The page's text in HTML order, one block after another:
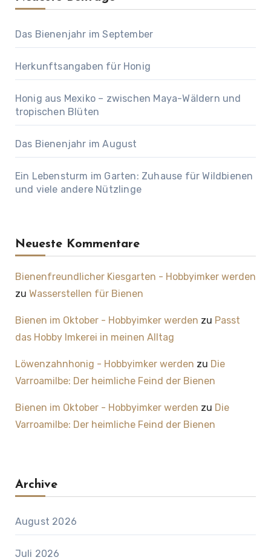
Das Bienenjahr im September
Herkunftsangaben für Honig
Honig aus Mexiko – zwischen Maya-Wäldern und
tropischen Blüten
Das Bienenjahr im August
Ein Lebensturm im Garten: Zuhause für Wildbienen
und viele andere Nützlinge
Neueste Kommentare
Bienenfreundlicher Kiesgarten - Hobbyimker werden
zu Wasserstellen für Bienen
Bienen im Oktober - Hobbyimker werden zu Passt
das Hobby Imkerei in meinen Alltag
Löwenzahnhonig - Hobbyimker werden zu Die
Varroamilbe: Der heimliche Feind der Bienen
Bienen im Oktober - Hobbyimker werden zu Die
Varroamilbe: Der heimliche Feind der Bienen
Archive
August 2026
Juli 2026